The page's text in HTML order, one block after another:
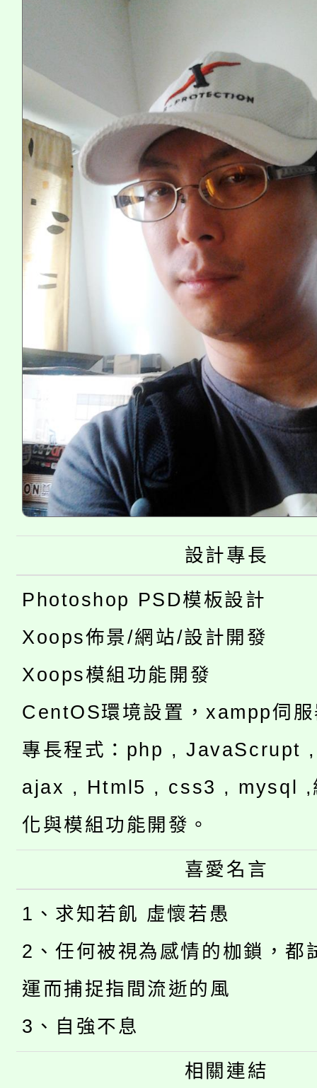
設計專長
Photoshop PSD模板設計
Xoops佈景/網站/設計開發
Xoops模組功能開發
CentOS環境設置，xampp伺
專長程式：php , JavaScrupt
ajax , Html5 , css3 , mysql ,
化與模組功能開發。
喜愛名言
1、求知若飢 虛懷若愚
2、任何被視為感情的枷鎖，都
運而捕捉指間流逝的風
3、自強不息
相關連結